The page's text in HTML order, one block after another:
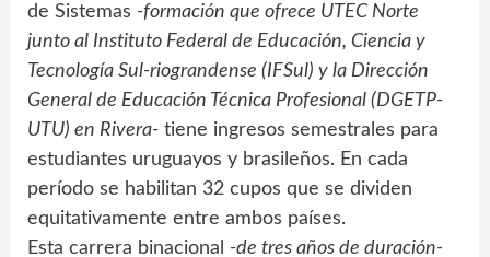
de Sistemas -formación que ofrece UTEC Norte
junto al Instituto Federal de Educación, Ciencia y
Tecnología Sul-riograndense (IFSul) y la Dirección
General de Educación Técnica Profesional (DGETP-
UTU) en Rivera- tiene ingresos semestrales para
estudiantes uruguayos y brasileños. En cada
período se habilitan 32 cupos que se dividen
equitativamente entre ambos países.
Esta carrera binacional -de tres años de duración-